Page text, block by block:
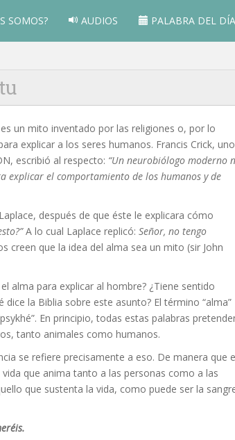
SOMOS? AUDIOS PALABRA DEL DÍA
un mito inventado por las religiones o, por lo
explicar a los seres humanos. Francis Crick, uno
escribió al respecto: “Un neurobiólogo moderno
explicar el comportamiento de los humanos y de
después de que éste le explicara cómo
A lo cual Laplace replicó: Señor, no tengo
creen que la idea del alma sea un mito (sir John
alma para explicar al hombre? ¿Tiene sentido
la Biblia sobre este asunto? El término “alma”
En principio, todas estas palabras
tanto animales como humanos.
se refiere precisamente a eso. De manera que
que anima tanto a las personas como a las
que sustenta la vida, como puede ser la